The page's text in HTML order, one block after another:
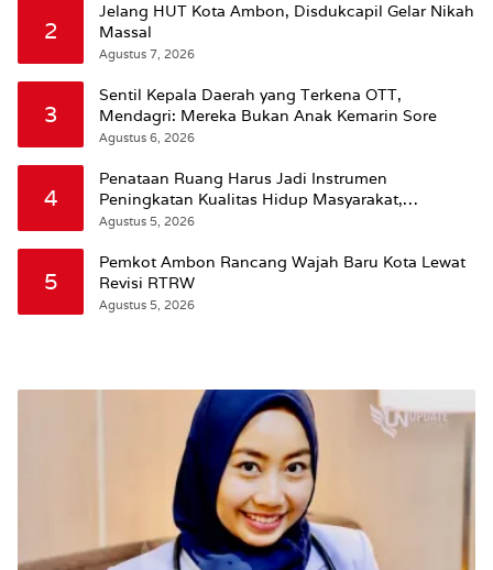
2
Jelang HUT Kota Ambon, Disdukcapil Gelar Nikah
Massal
Agustus 7, 2026
3
Sentil Kepala Daerah yang Terkena OTT,
Mendagri: Mereka Bukan Anak Kemarin Sore
Agustus 6, 2026
4
Penataan Ruang Harus Jadi Instrumen
Peningkatan Kualitas Hidup Masyarakat,
Wattimena: Revisi RT-RW Ditetapkan Pemkot
Agustus 5, 2026
5
Pemkot Ambon Rancang Wajah Baru Kota Lewat
Revisi RTRW
Agustus 5, 2026